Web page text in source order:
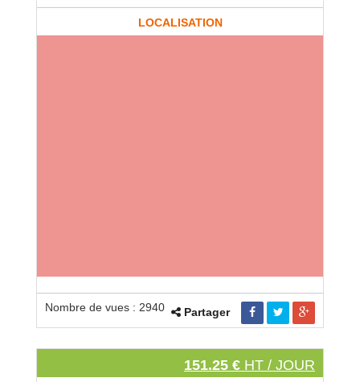
LOCALISATION
Nombre de vues : 2940 Partager
151.25 € HT / JOUR